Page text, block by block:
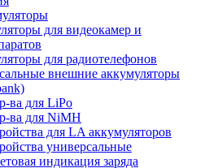
для видеокамер и
для радиотелефонов
внешние аккумуляторы
ва для LiPo
ва для NiMH
для LA аккумуляторов
универсальные
индикация заряда